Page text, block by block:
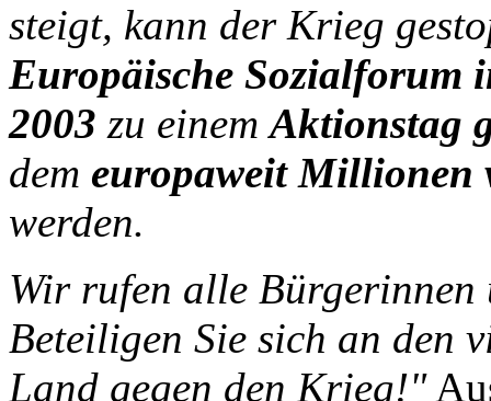
steigt, kann der Krieg
Europäische Sozialforum
2003 zu einemAktionstag
dem europaweit Millionen
werden.
Wir rufen alle Bürgerinnen
Beteiligen Sie sich an den
Land gegen den Krieg!"